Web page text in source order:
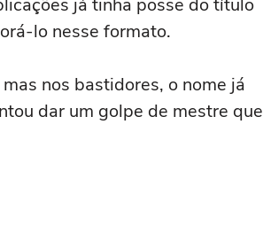
já tinha posse do título
lo nesse formato.
nos bastidores, o nome já
dar um golpe de mestre que